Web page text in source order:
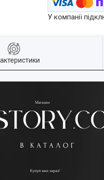
У компанії